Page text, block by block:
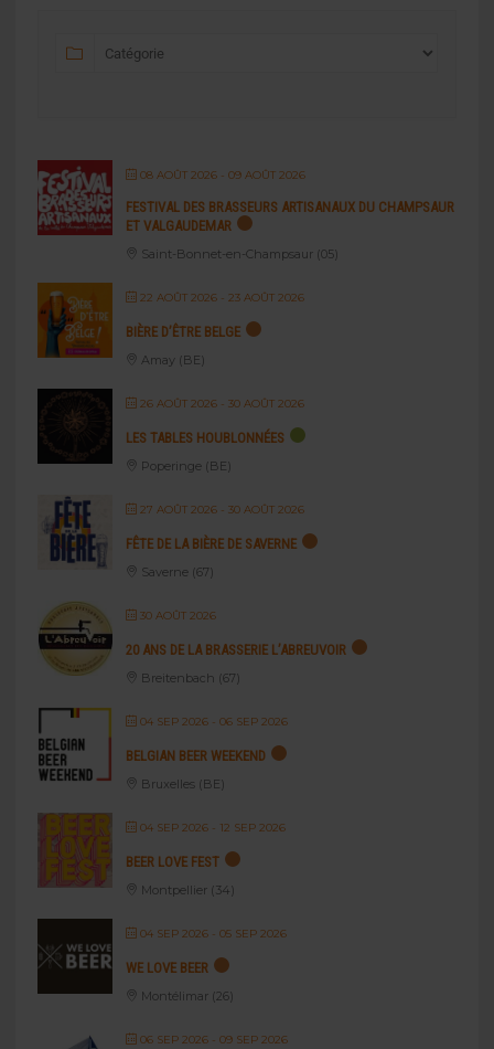
08 AOÛT 2026- 09 AOÛT 2026
FESTIVAL DES BRASSEURS ARTISANAUX DU CHAMPSAUR
ET VALGAUDEMAR
Saint-Bonnet-en-Champsaur (05)
22 AOÛT 2026- 23 AOÛT 2026
BIÈRE D’ÊTRE BELGE
Amay (BE)
26 AOÛT 2026- 30 AOÛT 2026
LES TABLES HOUBLONNÉES
Poperinge (BE)
27 AOÛT 2026- 30 AOÛT 2026
FÊTE DE LA BIÈRE DE SAVERNE
Saverne (67)
30 AOÛT 2026
20 ANS DE LA BRASSERIE L’ABREUVOIR
Breitenbach (67)
04 SEP 2026- 06 SEP 2026
BELGIAN BEER WEEKEND
Bruxelles (BE)
04 SEP 2026- 12 SEP 2026
BEER LOVE FEST
Montpellier (34)
04 SEP 2026- 05 SEP 2026
WE LOVE BEER
Montélimar (26)
06 SEP 2026- 09 SEP 2026